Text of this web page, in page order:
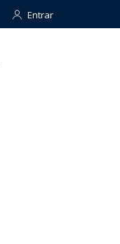
Entrar
Entrar